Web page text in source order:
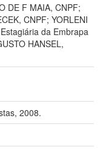
DE F MAIA, CNPF;
CNPF; YORLENI
da Embrapa
HANSEL,
2008.